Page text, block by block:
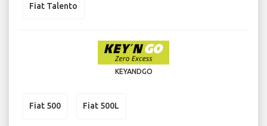
Fiat Talento
KEYANDGO
Fiat 500 Fiat 500L